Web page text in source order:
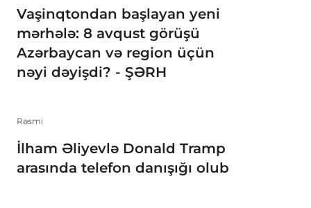
Vaşinqtondan başlayan yeni
mərhələ: 8 avqust görüşü
Azərbaycan və region üçün
nəyi dəyişdi? - ŞƏRH
Rəsmi
İlham Əliyevlə Donald Tramp
arasında telefon danışığı olub